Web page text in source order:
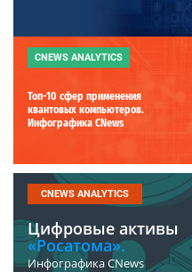
CNEWS ANALYTICS
Топ-10 сфер применения
квантовых компьютеров.
Инфографика CNews
CNEWS ANALYTICS
Цифровые активы
«Росатома».
Инфографика CNews